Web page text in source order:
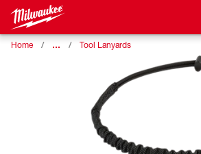
Home … Tool Lanyards